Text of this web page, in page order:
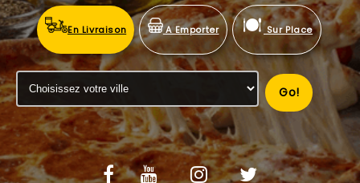
NOTRE RESTAURANT
VOS AVIS
MENTIONS LÉGALES
C.G.V
En Livraison A Emporter Sur Place
Go!